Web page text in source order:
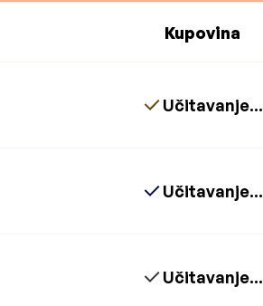
Kupovina
Učitavanje...
Učitavanje...
Učitavanje...